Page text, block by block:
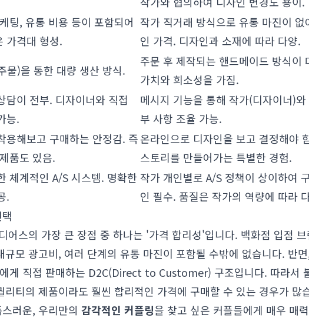
팅, 유통 비용 등이 포함되어
가격대 형성.
작가 직거래 방식으로 유통 마진이 없
인 가격. 디자인과 소재에 따라 다양.
물)을 통한 대량 생산 방식.
주문 후 제작되는 핸드메이드 방식이
가치와 희소성을 가짐.
담이 전부. 디자이너와 직접
능.
메시지 기능을 통해 작가(디자이너)
부 사항 조율 가능.
용해보고 구매하는 안정감. 즉
품도 있음.
온라인으로 디자인을 보고 결정해야
스토리를 만들어가는 특별한 경험.
체계적인 A/S 시스템. 명확한
.
작가 개인별로 A/S 정책이 상이하여
인 필수. 품질은 작가의 역량에 따라
어스의 가장 큰 장점 중 하나는 '가격 합리성'입니다. 백화점 입점
모 광고비, 여러 단계의 유통 마진이 포함될 수밖에 없습니다. 반
게 직접 판매하는 D2C(Direct to Customer) 구조입니다. 따라서
티의 제품이라도 훨씬 합리적인 가격에 구매할 수 있는 경우가 많
러운, 우리만의 감각적인 커플링을 찾고 싶은 커플들에게 매우 매